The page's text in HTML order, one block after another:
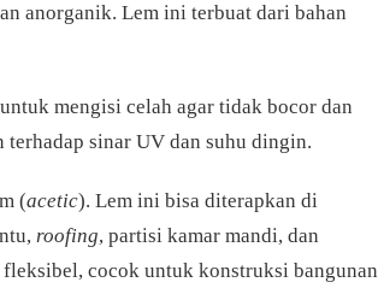
anorganik. Lem ini terbuat dari bahan
mengisi celah agar tidak bocor dan
terhadap sinar UV dan suhu dingin.
(acetic). Lem ini bisa diterapkan di
roofing, partisi kamar mandi, dan
cocok untuk konstruksi bangunan